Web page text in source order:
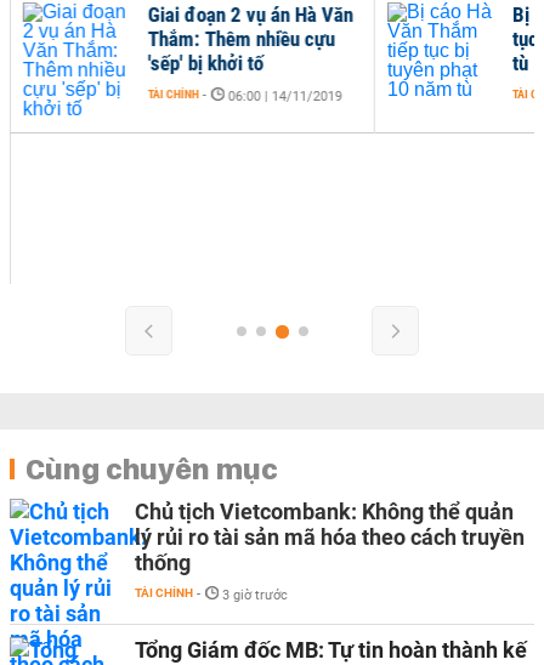
Bị
tục
tù
TÀI
Giai đoạn 2 vụ án Hà Văn
Thắm: Thêm nhiều cựu
'sếp' bị khởi tố
TÀI CHÍNH - 06:00 | 14/11/2019
Cùng chuyên mục
Chủ tịch Vietcombank: Không thể quản
lý rủi ro tài sản mã hóa theo cách truyền
thống
TÀI CHÍNH - 3 giờ trước
Tổng Giám đốc MB: Tự tin hoàn thành kế